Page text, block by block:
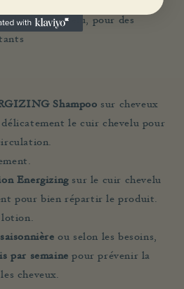
du cuir chevelu, pour des
Shampoo sur cheveux
le cuir chevelu pour
Energizingsur le cuir chevelu
pour bien répartir le produit.
lotion.
ou selon les besoins,
par semaine pour prévenir la
cheveux.